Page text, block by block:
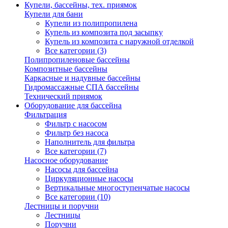
Купели, бассейны, тех. приямок
Купели для бани
Купели из полипропилена
Купель из композита под засыпку
Купель из композита с наружной отделкой
Все категории (3)
Полипропиленовые бассейны
Композитные бассейны
Каркасные и надувные бассейны
Гидромассажные СПА бассейны
Технический приямок
Оборудование для бассейна
Фильтрация
Фильтр с насосом
Фильтр без насоса
Наполнитель для фильтра
Все категории (7)
Насосное оборудование
Насосы для бассейна
Циркуляционные насосы
Вертикальные многоступенчатые насосы
Все категории (10)
Лестницы и поручни
Лестницы
Поручни